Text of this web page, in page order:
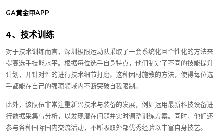
GA黄金甲APP
4、技术训练
对于技术训练而言，深圳极限运动队采取了一套系统化且个性化的方法来
提高选手技能水平。根据每位选手自身特点，他们制定了不同的技能提升
计划，并针对性的进行技术细节打磨。这种因材施教的方法，使得每位选
手都能在自己的强项领域内不断突破自我限制。
此外，该队伍非常注重新兴技术与装备的发展，例如运用最新科技设备进
行数据采集与分析，以发现潜在问题并实时调整训练方案。同时，他们还
参与各种国际国内交流活动，不断吸取外部优秀经验以丰富自身技艺。